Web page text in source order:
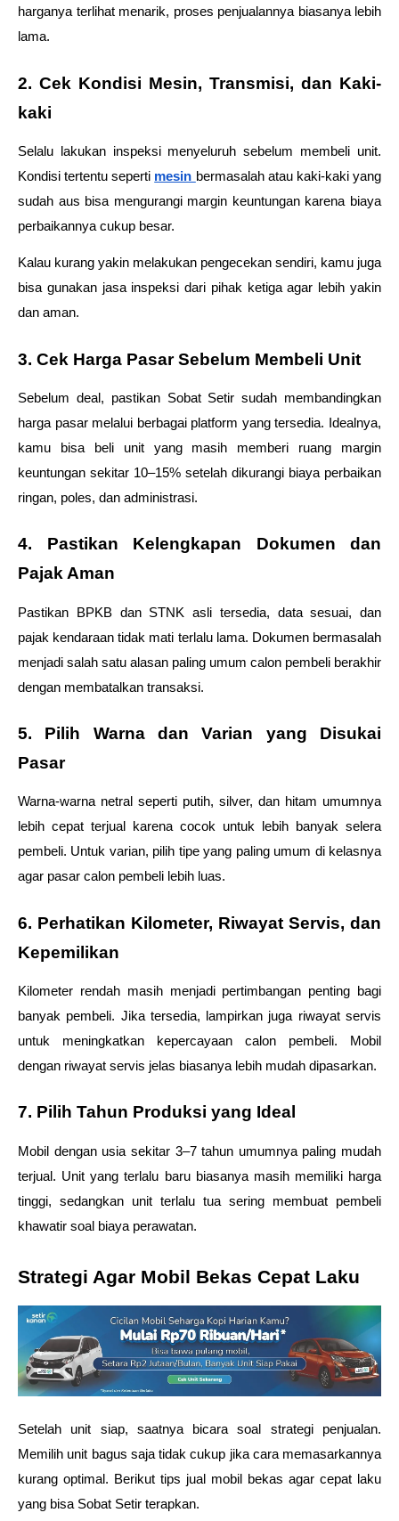
harganya terlihat menarik, proses penjualannya biasanya lebih
lama.
2. Cek Kondisi Mesin, Transmisi, dan Kaki-
kaki
Selalu lakukan inspeksi menyeluruh sebelum membeli unit.
Kondisi tertentu seperti mesin bermasalah atau kaki-kaki yang
sudah aus bisa mengurangi margin keuntungan karena biaya
perbaikannya cukup besar.
Kalau kurang yakin melakukan pengecekan sendiri, kamu juga
bisa gunakan jasa inspeksi dari pihak ketiga agar lebih yakin
dan aman.
3. Cek Harga Pasar Sebelum Membeli Unit
Sebelum deal, pastikan Sobat Setir sudah membandingkan
harga pasar melalui berbagai platform yang tersedia. Idealnya,
kamu bisa beli unit yang masih memberi ruang margin
keuntungan sekitar 10–15% setelah dikurangi biaya perbaikan
ringan, poles, dan administrasi.
4. Pastikan Kelengkapan Dokumen dan
Pajak Aman
Pastikan BPKB dan STNK asli tersedia, data sesuai, dan
pajak kendaraan tidak mati terlalu lama. Dokumen bermasalah
menjadi salah satu alasan paling umum calon pembeli berakhir
dengan membatalkan transaksi.
5. Pilih Warna dan Varian yang Disukai
Pasar
Warna-warna netral seperti putih, silver, dan hitam umumnya
lebih cepat terjual karena cocok untuk lebih banyak selera
pembeli. Untuk varian, pilih tipe yang paling umum di kelasnya
agar pasar calon pembeli lebih luas.
6. Perhatikan Kilometer, Riwayat Servis, dan
Kepemilikan
Kilometer rendah masih menjadi pertimbangan penting bagi
banyak pembeli. Jika tersedia, lampirkan juga riwayat servis
untuk meningkatkan kepercayaan calon pembeli. Mobil
dengan riwayat servis jelas biasanya lebih mudah dipasarkan.
7. Pilih Tahun Produksi yang Ideal
Mobil dengan usia sekitar 3–7 tahun umumnya paling mudah
terjual. Unit yang terlalu baru biasanya masih memiliki harga
tinggi, sedangkan unit terlalu tua sering membuat pembeli
khawatir soal biaya perawatan.
Strategi Agar Mobil Bekas Cepat Laku
Setelah unit siap, saatnya bicara soal strategi penjualan.
Memilih unit bagus saja tidak cukup jika cara memasarkannya
kurang optimal. Berikut tips jual mobil bekas agar cepat laku
yang bisa Sobat Setir terapkan.